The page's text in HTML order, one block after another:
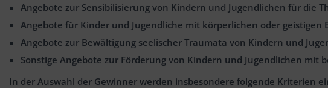
Angebote zur Sensibilisierung von Kindern und Jugendlichen für die
Angebote für Kinder und Jugendliche mit körperlichen oder geistigen
Angebote zur Bewältigung seelischer Traumata von Kindern und
Sonstige Angebote zur Förderung von Kindern und Jugendlichen mit
In der Auswahl der Gewinner werden insbesondere folgende Kriterien